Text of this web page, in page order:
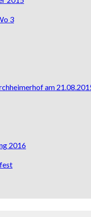
3
am
2016